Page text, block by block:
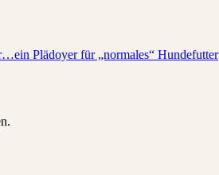
Plädoyer für „normales“ Hundefutter